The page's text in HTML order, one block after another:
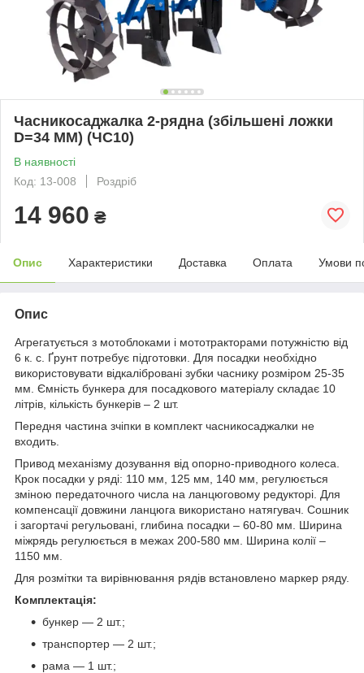
Часникосаджалка 2-рядна (збільшені ложки
D=34 MM) (ЧС10)
В наявності
Код: 13-008
Роздріб
14 960 ₴
Опис Характеристики Доставка Оплата Умови
Опис
Агрегатується з мотоблоками і мототракторами потужністю від
6 к. с. Ґрунт потребує підготовки. Для посадки необхідно
використовувати відкалібровані зубки часнику розміром 25-35
мм. Ємність бункера для посадкового матеріалу складає 10
літрів, кількість бункерів – 2 шт.
Передня частина зчіпки в комплект часникосаджалки не
входить.
Привод механізму дозування від опорно-приводного колеса.
Крок посадки у ряді: 110 мм, 125 мм, 140 мм, регулюється
зміною передаточного числа на ланцюговому редукторі. Для
компенсації довжини ланцюга використано натягувач. Сошник
і загортачі регульовані, глибина посадки – 60-80 мм. Ширина
міжрядь регулюється в межах 200-580 мм. Ширина колії –
1150 мм.
Для розмітки та вирівнювання рядів встановлено маркер ряду.
Комплектація:
бункер — 2 шт.;
транспортер — 2 шт.;
рама — 1 шт.;